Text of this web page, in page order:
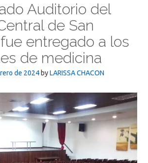
Auditorio del
de San
entregado a los
de medicina
de 2024 byLARISSA CHACON